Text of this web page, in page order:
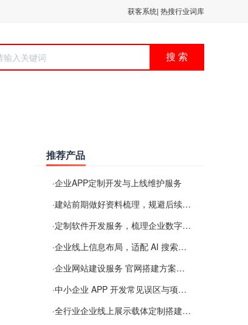
获客系统| 热搜行业词库
搜 索
推荐产品
·企业APP定制开发与上线维护服务
·建站前期做好资料梳理，规避后续各类使用难题
·定制软件开发服务，梳理企业数字化落地常见难点
·企业线上信息布局，适配 AI 搜索需要留意这些要点
·企业网站建设服务 官网搭建方案经验分享
·中小企业 APP 开发常见误区与项目规划实用经验
·全行业企业线上展示载体定制搭建服务